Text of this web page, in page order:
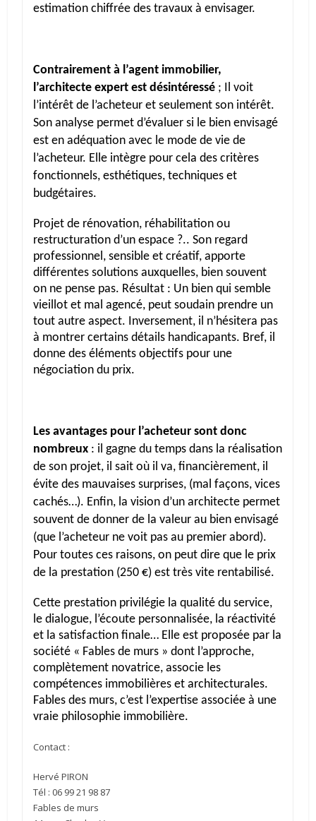
estimation chiffrée des travaux à envisager.
Contrairement à l’agent immobilier,
l’architecte expert est désintéressé ; Il voit
l’intérêt de l’acheteur et seulement son intérêt.
Son analyse permet d’évaluer si le bien envisagé
est en adéquation avec le mode de vie de
l’acheteur. Elle intègre pour cela des critères
fonctionnels, esthétiques, techniques et
budgétaires.
Projet de rénovation, réhabilitation ou
restructuration d’un espace ?.. Son regard
professionnel, sensible et créatif, apporte
différentes solutions auxquelles, bien souvent
on ne pense pas. Résultat : Un bien qui semble
vieillot et mal agencé, peut soudain prendre un
tout autre aspect. Inversement, il n’hésitera pas
à montrer certains détails handicapants. Bref, il
donne des éléments objectifs pour une
négociation du prix.
Les avantages pour l’acheteur sont donc
nombreux : il gagne du temps dans la réalisation
de son projet, il sait où il va, financièrement, il
évite des mauvaises surprises, (mal façons, vices
cachés…). Enfin, la vision d’un architecte permet
souvent de donner de la valeur au bien envisagé
(que l’acheteur ne voit pas au premier abord).
Pour toutes ces raisons, on peut dire que le prix
de la prestation (250 €) est très vite rentabilisé.
Cette prestation privilégie la qualité du service,
le dialogue, l’écoute personnalisée, la réactivité
et la satisfaction finale… Elle est proposée par la
société « Fables de murs » dont l’approche,
complètement novatrice, associe les
compétences immobilières et architecturales.
Fables des murs, c’est l’expertise associée à une
vraie philosophie immobilière.
Contact :
Hervé PIRON
Tél : 06 99 21 98 87
Fables de murs